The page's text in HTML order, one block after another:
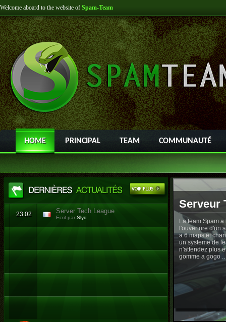
Welcome aboard to the website of Spam-Team
HOME PRINCIPAL TEAM COMMUNAUTÉ
23.02 Server Tech League
Ecrit par Slyd
Serveur
La team Spam
l'ouverture d'un
a 6 maps et
un systeme de
n'attendez plus
gomme a gogo ..